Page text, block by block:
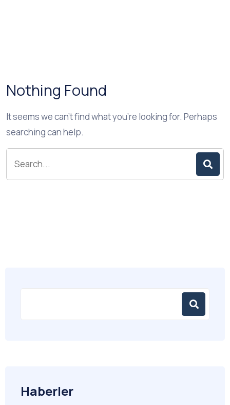
Nothing Found
It seems we can’t find what you’re looking for. Perhaps
searching can help.
Haberler